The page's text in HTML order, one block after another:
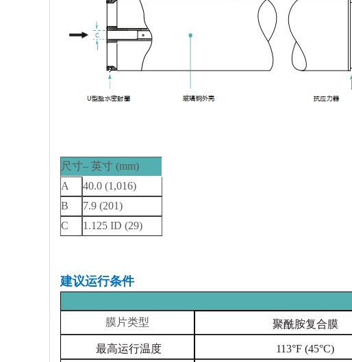
尺寸– 英寸 (mm)
A
40.0 (1,016)
B
7.9 (201)
C
1.125 ID (29)
建议运行条件
膜片类型 聚酰胺复合膜
最高运行温度 113°F (45°C)